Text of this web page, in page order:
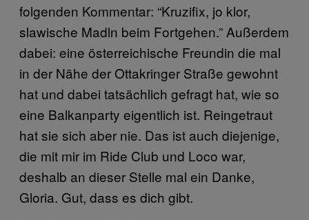
folgenden Kommentar: “Kruzifix, jo klor,
slawische Madln beim Fortgehen.” Außerdem
dabei: eine österreichische Freundin die mal
in der Nähe der Ottakringer Straße gewohnt
hat und dabei tatsächlich gefragt hat, wie so
eine Balkanparty eigentlich ist. Reingetraut
hat sie sich aber nie. Das ist auch diejenige,
die mit mir im Ride Club und Loco war,
deshalb an dieser Stelle mal ein Danke,
Gloria. Gut, dass es dich gibt.